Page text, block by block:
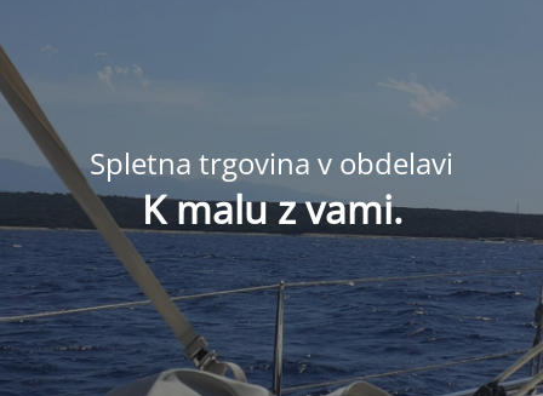
Spletna trgovina v obdelavi
K malu z vami.